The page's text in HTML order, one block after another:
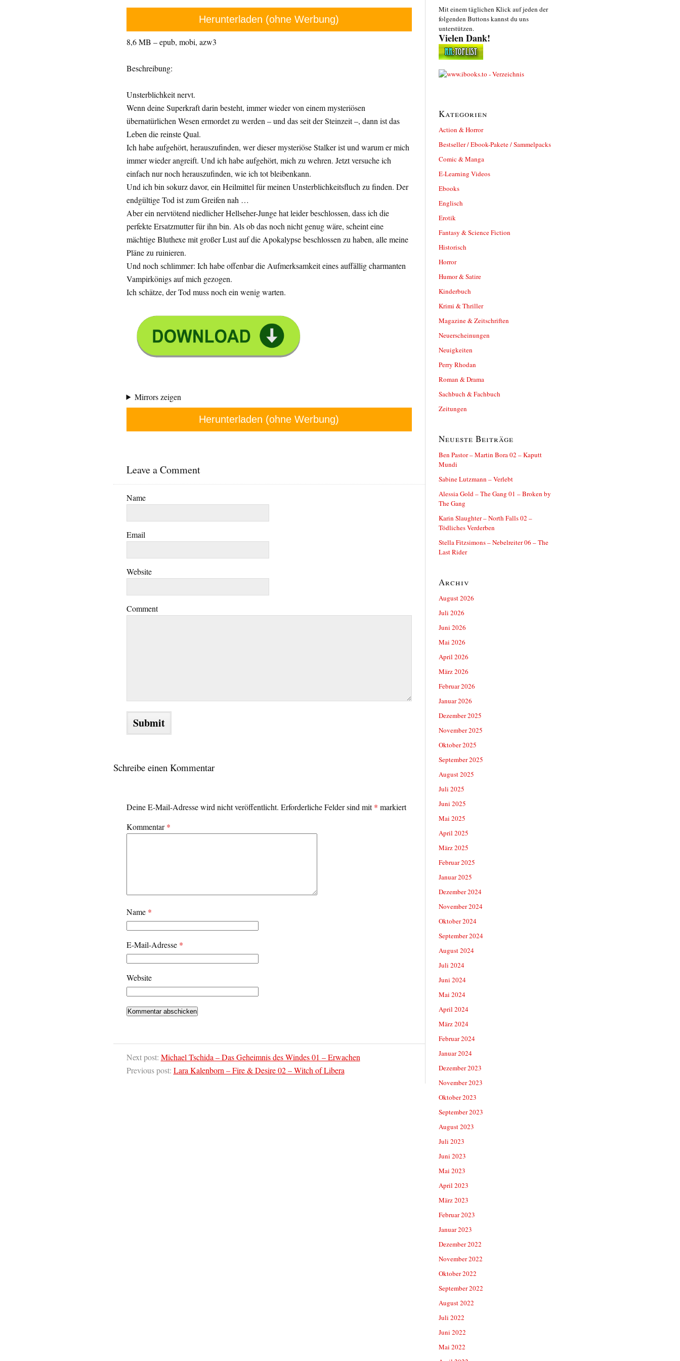
Herunterladen (ohne Werbung)
8,6 MB – epub, mobi, azw3
Beschreibung:
Unsterblichkeit nervt.
Wenn deine Superkraft darin besteht, immer wieder von einem mysteriösen
übernatürlichen Wesen ermordet zu werden – und das seit der Steinzeit –, dann ist das
Leben die reinste Qual.
Ich habe aufgehört, herauszufinden, wer dieser mysteriöse Stalker ist und warum er mich
immer wieder angreift. Und ich habe aufgehört, mich zu wehren. Jetzt versuche ich
einfach nur noch herauszufinden, wie ich tot bleibenkann.
Und ich bin sokurz davor, ein Heilmittel für meinen Unsterblichkeitsfluch zu finden. Der
endgültige Tod ist zum Greifen nah …
Aber ein nervtötend niedlicher Hellseher-Junge hat leider beschlossen, dass ich die
perfekte Ersatzmutter für ihn bin. Als ob das noch nicht genug wäre, scheint eine
mächtige Bluthexe mit großer Lust auf die Apokalypse beschlossen zu haben, alle meine
Pläne zu ruinieren.
Und noch schlimmer: Ich habe offenbar die Aufmerksamkeit eines auffällig charmanten
Vampirkönigs auf mich gezogen.
Ich schätze, der Tod muss noch ein wenig warten.
Mirrors zeigen
Herunterladen (ohne Werbung)
Leave a Comment
Name
Email
Website
Comment
Schreibe einen Kommentar
Deine E-Mail-Adresse wird nicht veröffentlicht. Erforderliche Felder sind mit* markiert
Kommentar*
Name *
E-Mail-Adresse *
Website
Next post: Michael Tschida – Das Geheimnis des Windes 01 – Erwachen
Previous post: Lara Kalenborn – Fire & Desire 02 – Witch of Libera
Mit einem täglichen Klick auf jeden der
folgenden Buttons kannst du uns
unterstützen.
Vielen Dank!
Kategorien
Action & Horror
Bestseller / Ebook-Pakete / Sammelpacks
Comic & Manga
E-Learning Videos
Ebooks
Englisch
Erotik
Fantasy & Science Fiction
Historisch
Horror
Humor & Satire
Kinderbuch
Krimi & Thriller
Magazine & Zeitschriften
Neuerscheinungen
Neuigkeiten
Perry Rhodan
Roman & Drama
Sachbuch & Fachbuch
Zeitungen
Neueste Beiträge
Ben Pastor – Martin Bora 02 – Kaputt
Mundi
Sabine Lutzmann – Verlebt
Alessia Gold – The Gang 01 – Broken by
The Gang
Karin Slaughter – North Falls 02 –
Tödliches Verderben
Stella Fitzsimons – Nebelreiter 06 – The
Last Rider
Archiv
August 2026
Juli 2026
Juni 2026
Mai 2026
April 2026
März 2026
Februar 2026
Januar 2026
Dezember 2025
November 2025
Oktober 2025
September 2025
August 2025
Juli 2025
Juni 2025
Mai 2025
April 2025
März 2025
Februar 2025
Januar 2025
Dezember 2024
November 2024
Oktober 2024
September 2024
August 2024
Juli 2024
Juni 2024
Mai 2024
April 2024
März 2024
Februar 2024
Januar 2024
Dezember 2023
November 2023
Oktober 2023
September 2023
August 2023
Juli 2023
Juni 2023
Mai 2023
April 2023
März 2023
Februar 2023
Januar 2023
Dezember 2022
November 2022
Oktober 2022
September 2022
August 2022
Juli 2022
Juni 2022
Mai 2022